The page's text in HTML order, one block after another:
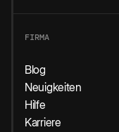
FIRMA
Blog
Neuigkeiten
Hilfe
Karriere